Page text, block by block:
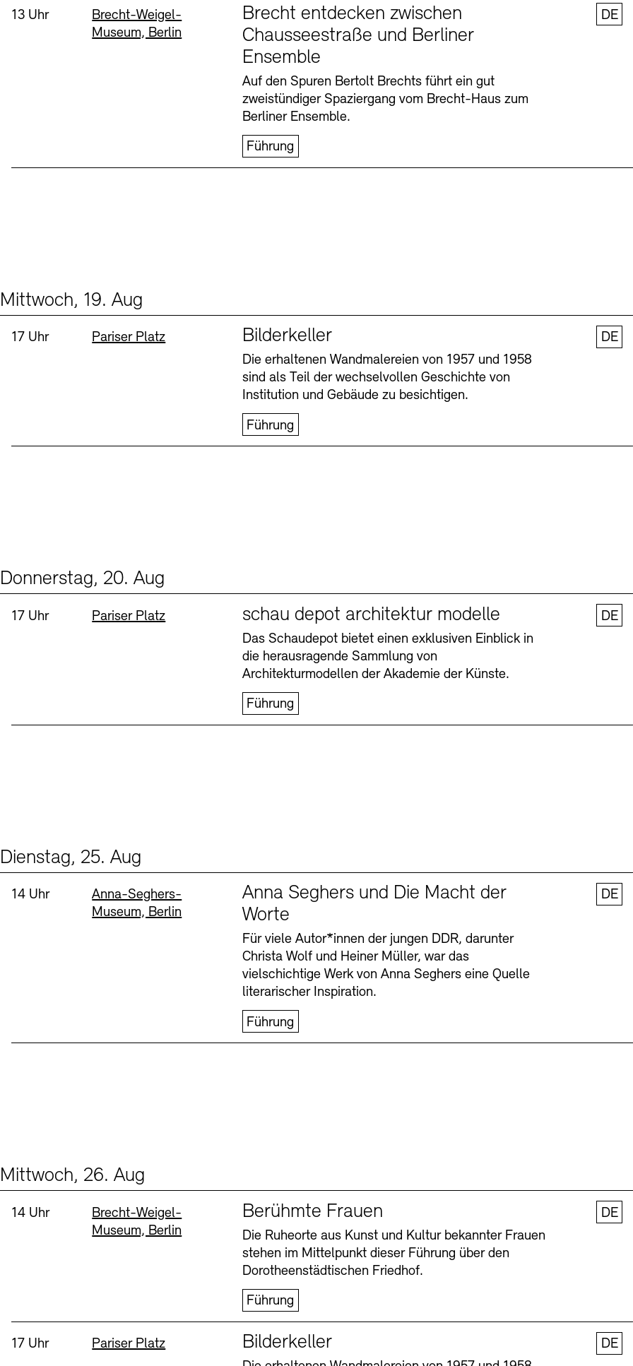
Uhrzeit:
13 Uhr Standort
Brecht-Weigel-
Museum, Berlin
Brecht entdecken zwischen
Chausseestraße und Berliner
Ensemble
Auf den Spuren Bertolt Brechts führt ein gut
zweistündiger Spaziergang vom Brecht-Haus zum
Berliner Ensemble.
Führung
DE
Mittwoch, 19. Aug
Uhrzeit:
17 Uhr Standort
Pariser Platz Bilderkeller
Die erhaltenen Wandmalereien von 1957 und 1958
sind als Teil der wechselvollen Geschichte von
Institution und Gebäude zu besichtigen.
Führung
DE
Donnerstag, 20. Aug
Uhrzeit:
17 Uhr Standort
Pariser Platz schau depot architektur modelle
Das Schaudepot bietet einen exklusiven Einblick in
die herausragende Sammlung von
Architekturmodellen der Akademie der Künste.
Führung
DE
Dienstag, 25. Aug
Uhrzeit:
14 Uhr Standort
Anna-Seghers-
Museum, Berlin
Anna Seghers und Die Macht der
Worte
Für viele Autor*innen der jungen DDR, darunter
Christa Wolf und Heiner Müller, war das
vielschichtige Werk von Anna Seghers eine Quelle
literarischer Inspiration.
Führung
DE
Mittwoch, 26. Aug
Uhrzeit:
14 Uhr Standort
Brecht-Weigel-
Museum, Berlin
Berühmte Frauen
Die Ruheorte aus Kunst und Kultur bekannter Frauen
stehen im Mittelpunkt dieser Führung über den
Dorotheenstädtischen Friedhof.
Führung
DE
Uhrzeit:
17 Uhr Standort
Pariser Platz Bilderkeller
DE